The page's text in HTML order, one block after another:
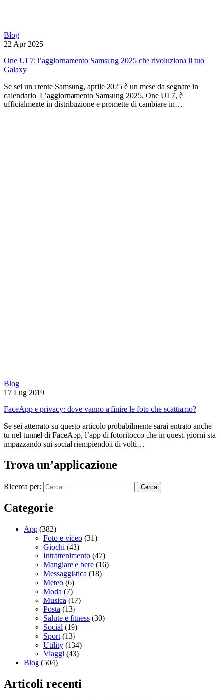
Blog
22 Apr 2025
One UI 7: l’aggiornamento Samsung 2025 che rivoluziona il tuo
Galaxy
Se sei un utente Samsung, aprile 2025 è un mese da segnare in
calendario. L’aggiornamento Samsung 2025, One UI 7, è
ufficialmente in distribuzione e promette di cambiare in…
Blog
17 Lug 2019
FaceApp e privacy: dove vanno a finire le foto che scattiamo?
Se sei atterrato su questo articolo probabilmente sarai entrato anche
tu nel tunnel di FaceApp, l’app di fotoritocco che in questi giorni sta
impazzando sui social riempiendoli di volti…
Trova un’applicazione
Ricerca per:
Categorie
App (382)
Foto e video (31)
Giochi (43)
Intrattenimento (47)
Mangiare e bere (16)
Messaggistica (18)
Meteo (6)
Moda (7)
Musica (17)
Posta (13)
Salute e fitness (30)
Social (19)
Sport (13)
Utility (134)
Viaggi (43)
Blog (504)
Articoli recenti